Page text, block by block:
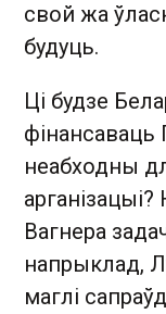
свой жа
будуць.
Ці будзе
фінансаваць
неабходны
Вагнера
напрыклад,
маглі